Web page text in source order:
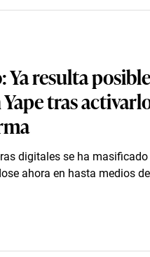
resulta
tras
digitales se ha
ahora en hasta medios